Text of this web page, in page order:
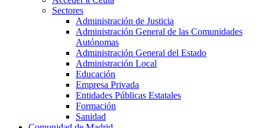
Sectores
Administración de Justicia
Administración General de las Comunidades
Autónomas
Administración General del Estado
Administración Local
Educación
Empresa Privada
Entidades Públicas Estatales
Formación
Sanidad